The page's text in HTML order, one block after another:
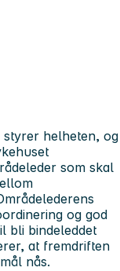
styrer helheten, og
som skal
og god
bli bindeleddet
at fremdriften
nås.